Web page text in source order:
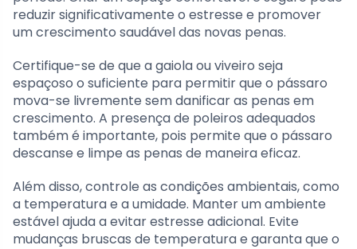
reduzir significativamente o estresse e promover
um crescimento saudável das novas penas.
Certifique-se de que a gaiola ou viveiro seja
espaçoso o suficiente para permitir que o pássaro
mova-se livremente sem danificar as penas em
crescimento. A presença de poleiros adequados
também é importante, pois permite que o pássaro
descanse e limpe as penas de maneira eficaz.
Além disso, controle as condições ambientais, como
a temperatura e a umidade. Manter um ambiente
estável ajuda a evitar estresse adicional. Evite
mudanças bruscas de temperatura e garanta que o